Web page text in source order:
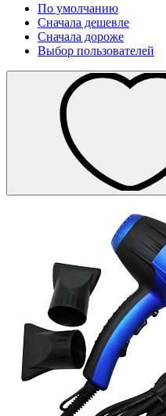
По умолчанию
Сначала дешевле
Сначала дороже
Выбор пользователей